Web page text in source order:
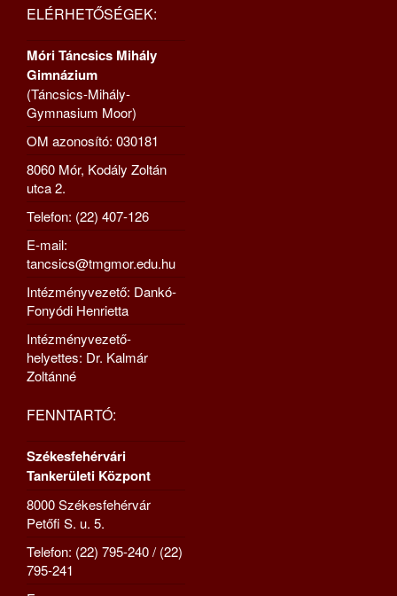
ELÉRHETŐSÉGEK:
Móri Táncsics Mihály
Gimnázium
(Táncsics-Mihály-
Gymnasium Moor)
OM azonosító: 030181
8060 Mór, Kodály Zoltán
utca 2.
Telefon: (22) 407-126
E-mail:
tancsics@tmgmor.edu.hu
Intézményvezető: Dankó-
Fonyódi Henrietta
Intézményvezető-
helyettes: Dr. Kalmár
Zoltánné
FENNTARTÓ:
Székesfehérvári
Tankerületi Központ
8000 Székesfehérvár
Petőfi S. u. 5.
Telefon: (22) 795-240 / (22)
795-241